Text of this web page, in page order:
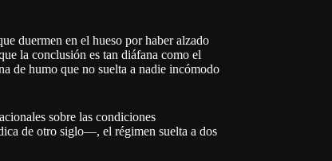
duermen en el hueso por haber alzado
la conclusión es tan diáfana como el
de humo que no suelta a nadie incómodo
sobre las condiciones
de otro siglo—, el régimen suelta a dos